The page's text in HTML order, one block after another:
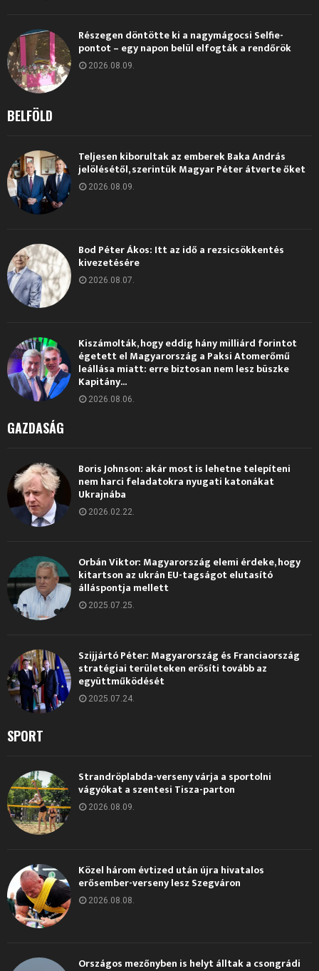
Részegen döntötte ki a nagymágocsi Selfie-
pontot – egy napon belül elfogták a rendőrök
2026.08.09.
BELFÖLD
Teljesen kiborultak az emberek Baka András
jelölésétől, szerintük Magyar Péter átverte őket
2026.08.09.
Bod Péter Ákos: Itt az idő a rezsicsökkentés
kivezetésére
2026.08.07.
Kiszámolták, hogy eddig hány milliárd forintot
égetett el Magyarország a Paksi Atomerőmű
leállása miatt: erre biztosan nem lesz büszke
Kapitány...
2026.08.06.
GAZDASÁG
Boris Johnson: akár most is lehetne telepíteni
nem harci feladatokra nyugati katonákat
Ukrajnába
2026.02.22.
Orbán Viktor: Magyarország elemi érdeke, hogy
kitartson az ukrán EU-tagságot elutasító
álláspontja mellett
2025.07.25.
Szijjártó Péter: Magyarország és Franciaország
stratégiai területeken erősíti tovább az
együttműködését
2025.07.24.
SPORT
Strandröplabda-verseny várja a sportolni
vágyókat a szentesi Tisza-parton
2026.08.09.
Közel három évtized után újra hivatalos
erősember-verseny lesz Szegváron
2026.08.08.
Országos mezőnyben is helyt álltak a csongrádi